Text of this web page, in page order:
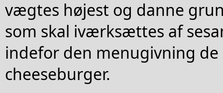
vægtes højest og danne
som skal iværksættes af
indefor den menugivning
cheeseburger.